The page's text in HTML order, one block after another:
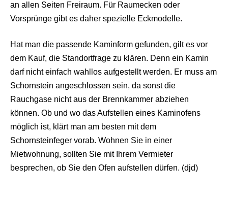
an allen Seiten Freiraum. Für Raumecken oder
Vorsprünge gibt es daher spezielle Eckmodelle.
Hat man die passende Kaminform gefunden, gilt es vor
dem Kauf, die Standortfrage zu klären. Denn ein Kamin
darf nicht einfach wahllos aufgestellt werden. Er muss am
Schornstein angeschlossen sein, da sonst die
Rauchgase nicht aus der Brennkammer abziehen
können. Ob und wo das Aufstellen eines Kaminofens
möglich ist, klärt man am besten mit dem
Schornsteinfeger vorab. Wohnen Sie in einer
Mietwohnung, sollten Sie mit Ihrem Vermieter
besprechen, ob Sie den Ofen aufstellen dürfen. (djd)